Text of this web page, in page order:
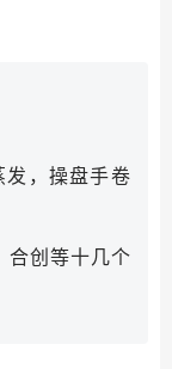
，操盘手卷
合创等十几个